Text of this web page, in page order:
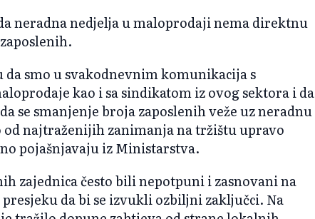
neradna nedjelja u maloprodaji nema direktnu
smo u svakodnevnim komunikacija s
kao i sa sindikatom iz ovog sektora i da
se smanjenje broja zaposlenih veže uz neradnu
najtraženijih zanimanja na tržištu upravo
pojašnjavaju iz Ministarstva.
zajednica često bili nepotpuni i zasnovani na
da bi se izvukli ozbiljni zaključci. Na